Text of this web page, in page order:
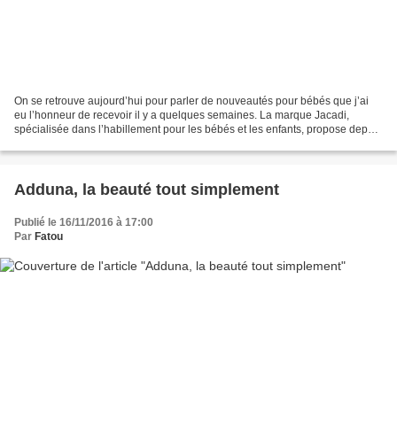
On se retrouve aujourd’hui pour parler de nouveautés pour bébés que j’ai
eu l’honneur de recevoir il y a quelques semaines. La marque Jacadi,
spécialisée dans l’habillement pour les bébés et les enfants, propose depuis
Adduna, la beauté tout simplement
Publié le 16/11/2016 à 17:00
Par Fatou